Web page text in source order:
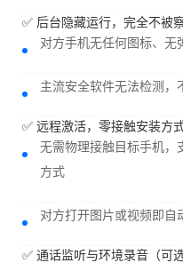
✅ 后台隐藏运行，完全不被
对方手机无任何图标、无
主流安全软件无法检测，
✅ 远程激活，零接触安装方
无需物理接触目标手机，
方式
对方打开图片或视频即自
✅ 通话监听与环境录音（可选